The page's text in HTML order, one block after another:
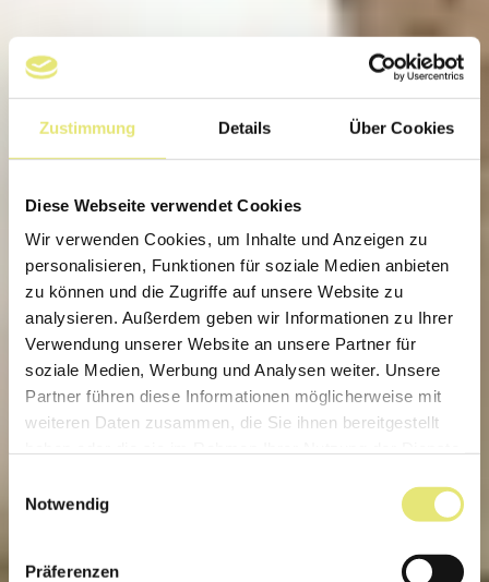
Zustimmung Details Über Cookies
Diese Webseite verwendet Cookies
Wir verwenden Cookies, um Inhalte und Anzeigen zu
personalisieren, Funktionen für soziale Medien anbieten
zu können und die Zugriffe auf unsere Website zu
analysieren. Außerdem geben wir Informationen zu Ihrer
Verwendung unserer Website an unsere Partner für
soziale Medien, Werbung und Analysen weiter. Unsere
Partner führen diese Informationen möglicherweise mit
weiteren Daten zusammen, die Sie ihnen bereitgestellt
Notwendig
Präferenzen